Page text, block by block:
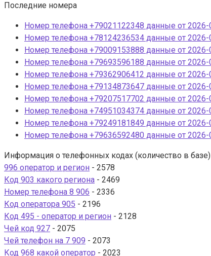
Последние номера
Номер телефона +79021122348 данные от 2026-
Номер телефона +78124236534 данные от 2026-
Номер телефона +79009153888 данные от 2026-
Номер телефона +79693596188 данные от 2026-
Номер телефона +79362906412 данные от 2026-
Номер телефона +79134873647 данные от 2026-
Номер телефона +79207517702 данные от 2026-
Номер телефона +74951034374 данные от 2026-
Номер телефона +79249181849 данные от 2026-
Номер телефона +79636592480 данные от 2026-
Информация о телефонных кодах (количество в базе)
996 оператор и регион - 2578
Код 903 какого региона - 2469
Номер телефона 8 906 - 2336
Код оператора 905 - 2196
Код 495 - оператор и регион - 2128
Чей код 927 - 2075
Чей телефон на 7 909 - 2073
Код 968 какой оператор - 2023